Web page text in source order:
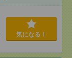
気になる！